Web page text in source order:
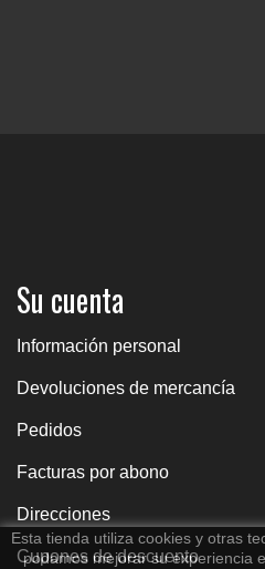
Su cuenta
Información personal
Devoluciones de mercancía
Pedidos
Facturas por abono
Direcciones
Cupones de descuento
Esta tienda utiliza cookies y otras
podamos mejorar su experiencia